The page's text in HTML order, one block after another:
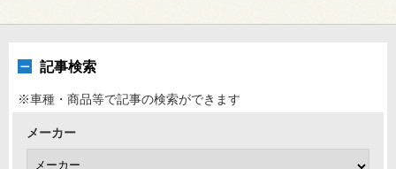
記事検索
※車種・商品等で記事の検索ができます
メーカー